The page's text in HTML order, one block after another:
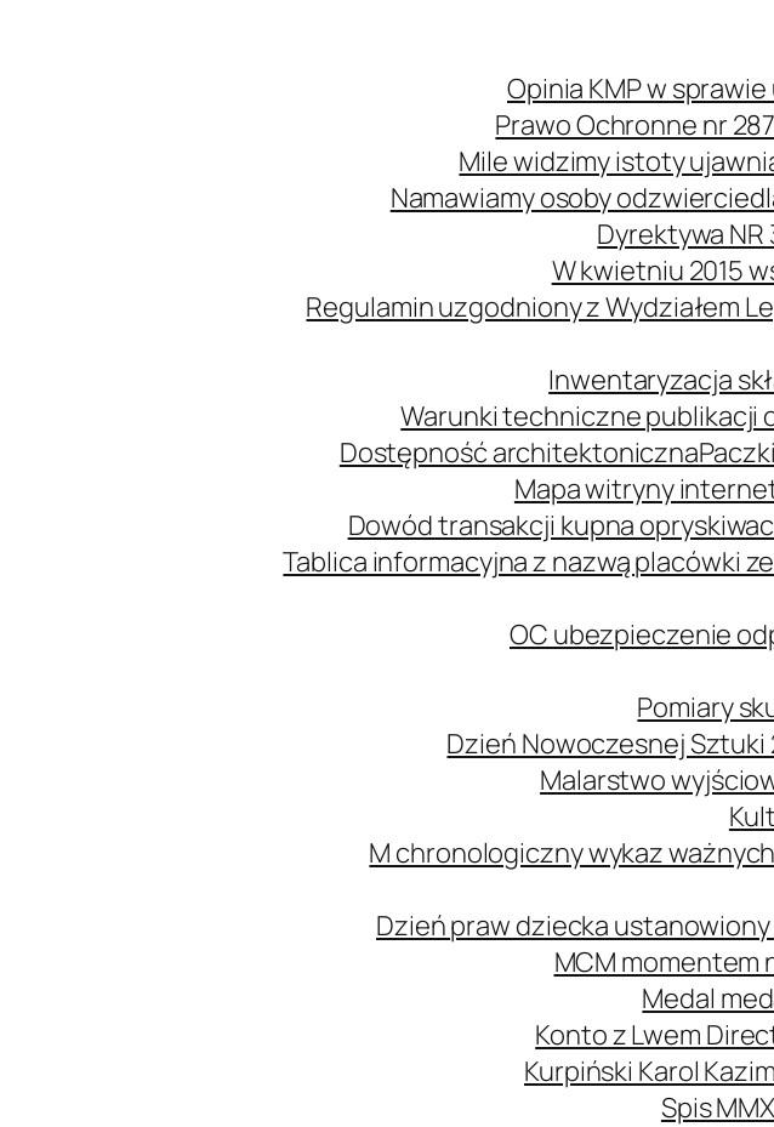
Opinia KMP w
Prawo Ochronne nr
Mile widzimy istoty
Namawiamy osoby
Dyrektywa NR
W kwietniu 2015
Regulamin uzgodniony z Wydziałem
Inwentaryzacja
Warunki techniczne
Dostępność architektoniczna
Mapa witryny
Dowód transakcji kupna
Tablica informacyjna z nazwą placówki
OC ubezpieczenie
Pomiary
Dzień Nowoczesnej Sztuki
Malarstwo
M chronologiczny wykaz
Dzień praw dziecka
MCM momentem
Medal
Konto z Lwem
Kurpiński Karol
Spis